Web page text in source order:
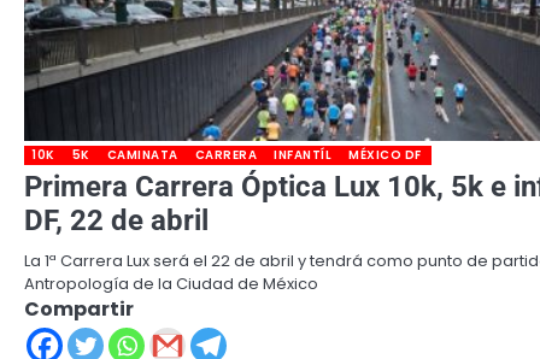
10K 5K CAMINATA CARRERA INFANTÍL MÉXICO DF
Primera Carrera Óptica Lux 10k, 5k e
DF, 22 de abril
La 1ª Carrera Lux será el 22 de abril y tendrá como punto de
Antropología de la Ciudad de México
Compartir